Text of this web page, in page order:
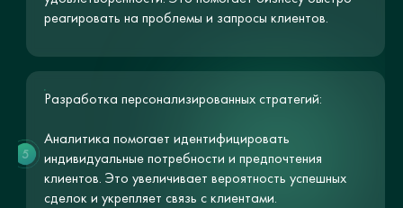
реагировать на проблемы и запросы клиентов.
Разработка персонализированных стратегий:
Аналитика помогает идентифицировать
индивидуальные потребности и предпочтения
клиентов. Это увеличивает вероятность успешных
сделок и укрепляет связь с клиентами.
5